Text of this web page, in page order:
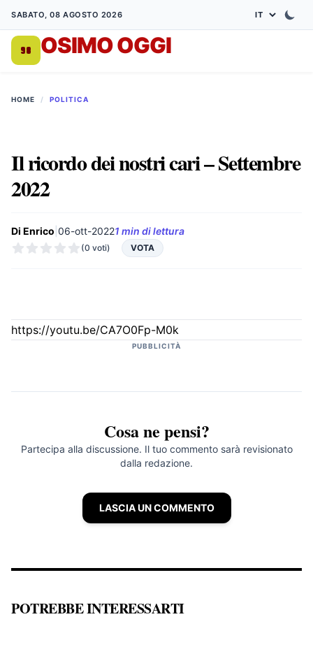
SABATO, 08 AGOSTO 2026
OSIMO OGGI
HOME / POLITICA
Il ricordo dei nostri cari – Settembre
2022
Di Enrico 06-ott-20221 min di lettura
(0 voti) VOTA
https://youtu.be/CA7O0Fp-M0k
PUBBLICITÀ
Cosa ne pensi?
Partecipa alla discussione. Il tuo commento sarà revisionato
dalla redazione.
LASCIA UN COMMENTO
POTREBBE INTERESSARTI